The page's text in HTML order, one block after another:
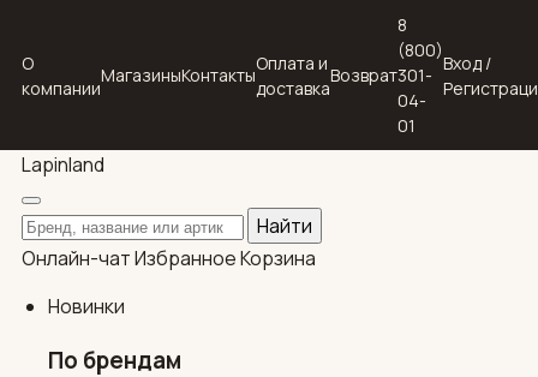
О
компании
МагазиныКонтакты
Оплата и
доставка
Возврат
8
(800)
301-
04-
01
Вход /
Lapinland
Поиск по каталогу
Найти
Онлайн-чатИзбранноеКорзина
Новинки
По брендам